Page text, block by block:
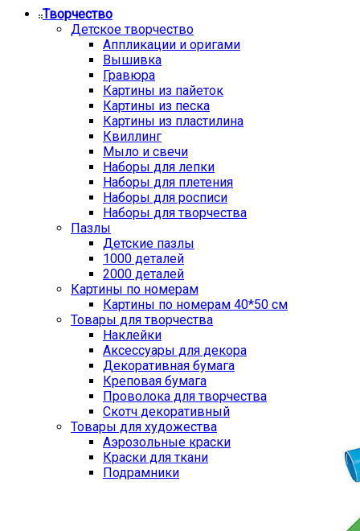
Творчество
Детское творчество
Аппликации и оригами
Вышивка
Гравюра
Картины из пайеток
Картины из песка
Картины из пластилина
Квиллинг
Мыло и свечи
Наборы для лепки
Наборы для плетения
Наборы для росписи
Наборы для творчества
Пазлы
Детские пазлы
1000 деталей
2000 деталей
Картины по номерам
Картины по номерам 40*50 см
Товары для творчества
Наклейки
Аксессуары для декора
Декоративная бумага
Креповая бумага
Проволока для творчества
Скотч декоративный
Товары для художества
Аэрозольные краски
Краски для ткани
Подрамники